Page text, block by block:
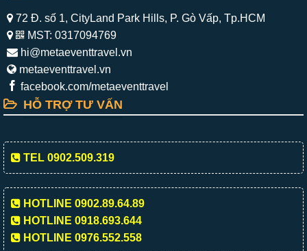
72 Đ. số 1, CityLand Park Hills, P. Gò Vấp, Tp.HCM
MST: 0317094769
hi@metaeventtravel.vn
metaeventtravel.vn
facebook.com/metaeventtravel
HỖ TRỢ TƯ VẤN
TEL 0902.509.319
HOTLINE 0902.89.64.89
HOTLINE 0918.693.644
HOTLINE 0976.552.558